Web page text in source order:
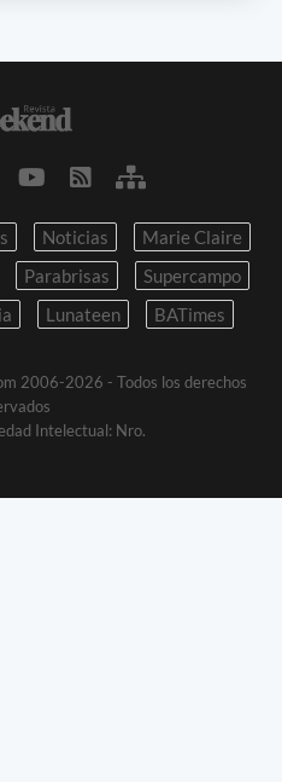
Noticias
Marie Claire
Parabrisas
Supercampo
Lunateen BATimes
2006-2026 - Todos los derechos
Intelectual: Nro.